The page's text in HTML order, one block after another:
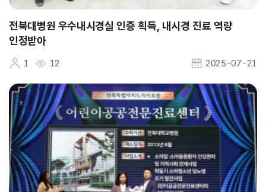
전북대병원 우수내시경실 인증 획득, 내시경 진료 역량
인정받아
1 12 2025-07-21